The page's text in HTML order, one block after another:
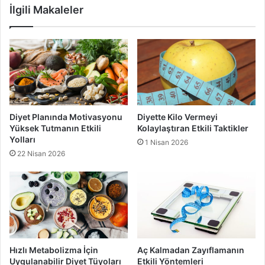
İlgili Makaleler
Diyet Planında Motivasyonu
Yüksek Tutmanın Etkili
Yolları
22 Nisan 2026
Diyette Kilo Vermeyi
Kolaylaştıran Etkili Taktikler
1 Nisan 2026
Hızlı Metabolizma İçin
Uygulanabilir Diyet Tüyoları
Aç Kalmadan Zayıflamanın
Etkili Yöntemleri